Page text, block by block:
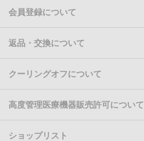
会員登録について
返品・交換について
クーリングオフについて
高度管理医療機器販売許可について
ショップリスト